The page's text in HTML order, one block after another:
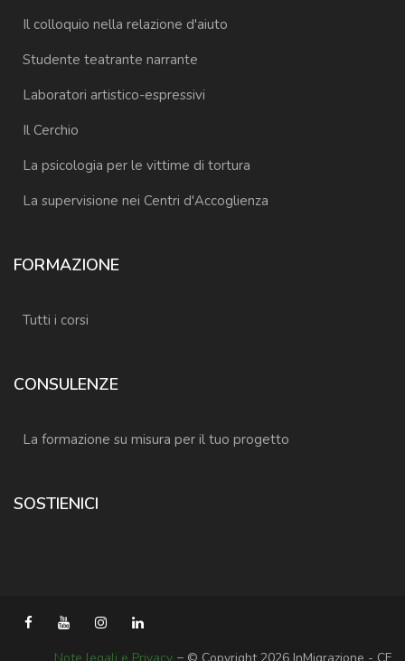
Il colloquio nella relazione d'aiuto
Studente teatrante narrante
Laboratori artistico-espressivi
Il Cerchio
La psicologia per le vittime di tortura
La supervisione nei Centri d'Accoglienza
FORMAZIONE
Tutti i corsi
CONSULENZE
La formazione su misura per il tuo progetto
SOSTIENICI